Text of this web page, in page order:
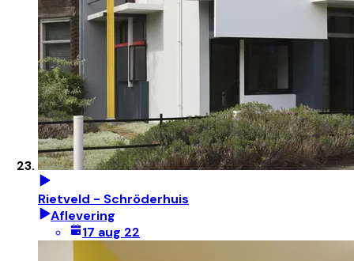
Rietveld - Schröderhuis
Aflevering
17 aug 22